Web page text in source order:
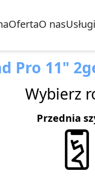
OfertaO nas
Pro 11"
Wybierz
Przednia